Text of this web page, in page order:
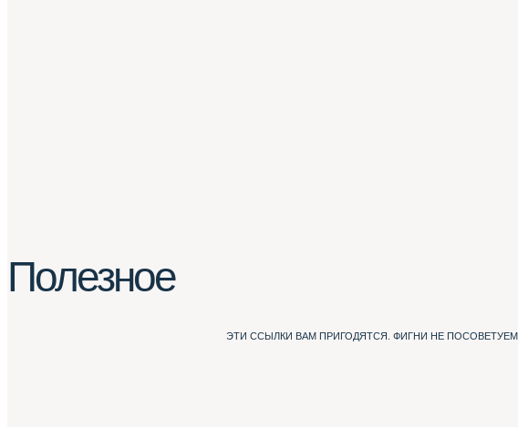
Полезное
ЭТИ ССЫЛКИ ВАМ ПРИГОДЯТСЯ. ФИГНИ НЕ ПОСОВЕТУЕМ